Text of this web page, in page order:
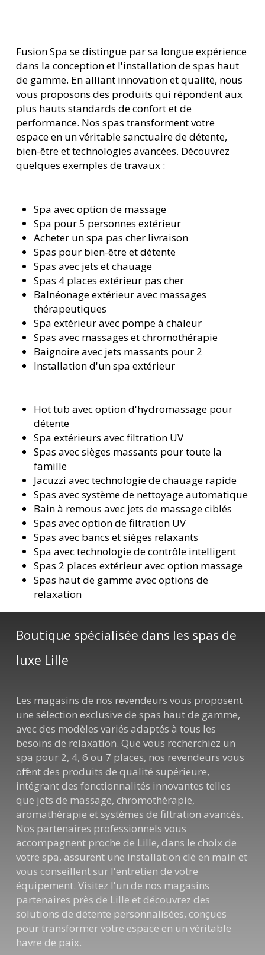
Fusion Spa se distingue par sa longue expérience
dans la conception et l'installation de spas haut
de gamme. En alliant innovation et qualité, nous
vous proposons des produits qui répondent aux
plus hauts standards de confort et de
performance. Nos spas transforment votre
espace en un véritable sanctuaire de détente,
bien-être et technologies avancées. Découvrez
quelques exemples de travaux :
Spa avec option de massage
Spa pour 5 personnes extérieur
Acheter un spa pas cher livraison
Spas pour bien-être et détente
Spas avec jets et chauffage
Spas 4 places extérieur pas cher
Balnéonage extérieur avec massages
thérapeutiques
Spa extérieur avec pompe à chaleur
Spas avec massages et chromothérapie
Baignoire avec jets massants pour 2
Installation d'un spa extérieur
Hot tub avec option d'hydromassage pour
détente
Spa extérieurs avec filtration UV
Spas avec sièges massants pour toute la
famille
Jacuzzi avec technologie de chauffage rapide
Spas avec système de nettoyage automatique
Bain à remous avec jets de massage ciblés
Spas avec option de filtration UV
Spas avec bancs et sièges relaxants
Spa avec technologie de contrôle intelligent
Spas 2 places extérieur avec option massage
Spas haut de gamme avec options de
relaxation
Boutique spécialisée dans les spas de
luxe Lille
Les magasins de nos revendeurs vous proposent
une sélection exclusive de spas haut de gamme,
avec des modèles variés adaptés à tous les
besoins de relaxation. Que vous recherchiez un
spa pour 2, 4, 6 ou 7 places, nos revendeurs vous
offrent des produits de qualité supérieure,
intégrant des fonctionnalités innovantes telles
que jets de massage, chromothérapie,
aromathérapie et systèmes de filtration avancés.
Nos partenaires professionnels vous
accompagnent proche de Lille, dans le choix de
votre spa, assurent une installation clé en main et
vous conseillent sur l'entretien de votre
équipement. Visitez l'un de nos magasins
partenaires près de Lille et découvrez des
solutions de détente personnalisées, conçues
pour transformer votre espace en un véritable
havre de paix.